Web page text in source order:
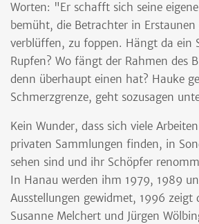
Worten: "Er schafft sich seine
bemüht, die Betrachter in Erstaunen
verblüffen, zu foppen. Hängt da ein
Rupfen? Wo fängt der Rahmen des
denn überhaupt einen hat? Hauke
Schmerzgrenze, geht sozusagen
Kein Wunder, dass sich viele
privaten Sammlungen finden, in
sehen sind und ihr Schöpfer
In Hanau werden ihm 1979, 1989
Ausstellungen gewidmet, 1996 zeigt
Susanne Melchert und Jürgen